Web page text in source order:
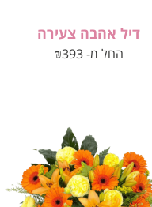
דיל אהבה צעירה
החל מ- ₪393